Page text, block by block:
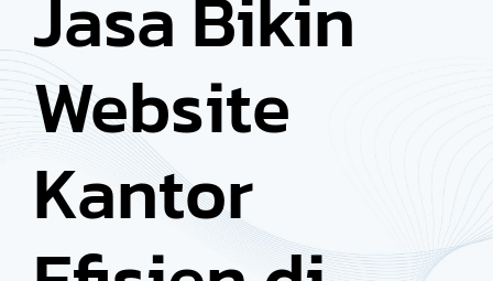
Website
Kantor